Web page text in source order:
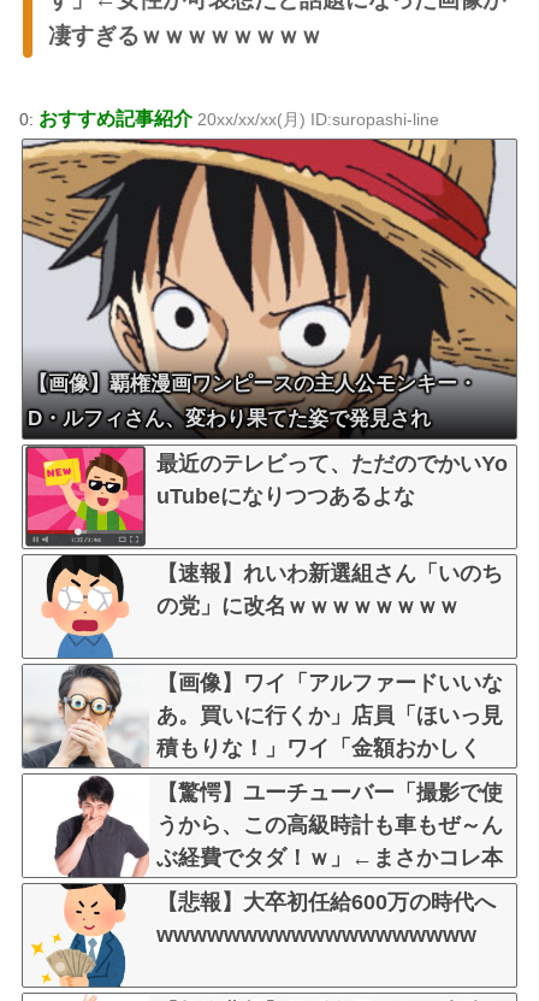
凄すぎるｗｗｗｗｗｗｗｗ
0: おすすめ記事紹介20xx/xx/xx(月) ID:suropashi-line
【画像】覇権漫画ワンピースの主人公モンキー・
D・ルフィさん、変わり果てた姿で発見され
る・・・
最近のテレビって、ただのでかいYo
uTubeになりつつあるよな
【速報】れいわ新選組さん「いのち
の党」に改名ｗｗｗｗｗｗｗｗ
【画像】ワイ「アルファードいいな
あ。買いに行くか」店員「ほいっ見
積もりな！」ワイ「金額おかしく
ね？」←お前らもそう思うよ
な？？？？？
【驚愕】ユーチューバー「撮影で使
うから、この高級時計も車もぜ～ん
ぶ経費でタダ！ｗ」←まさかコレ本
気にしてる奴なんておらんよな？よ
【悲報】大卒初任給600万の時代へ
wwwwwwwwwwwwwwwwwww